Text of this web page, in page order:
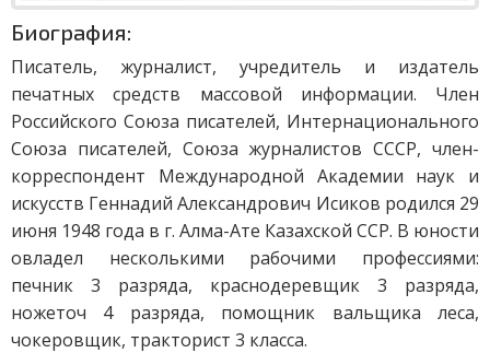
Биография:
Писатель, журналист, учредитель и издатель
печатных средств массовой информации. Член
Российского Союза писателей, Интернационального
Союза писателей, Союза журналистов СССР, член-
корреспондент Международной Академии наук и
искусств Геннадий Александрович Исиков родился 29
июня 1948 года в г. Алма-Ате Казахской ССР. В юности
овладел несколькими рабочими профессиями:
печник 3 разряда, краснодеревщик 3 разряда,
ножеточ 4 разряда, помощник вальщика леса,
чокеровщик, тракторист 3 класса.